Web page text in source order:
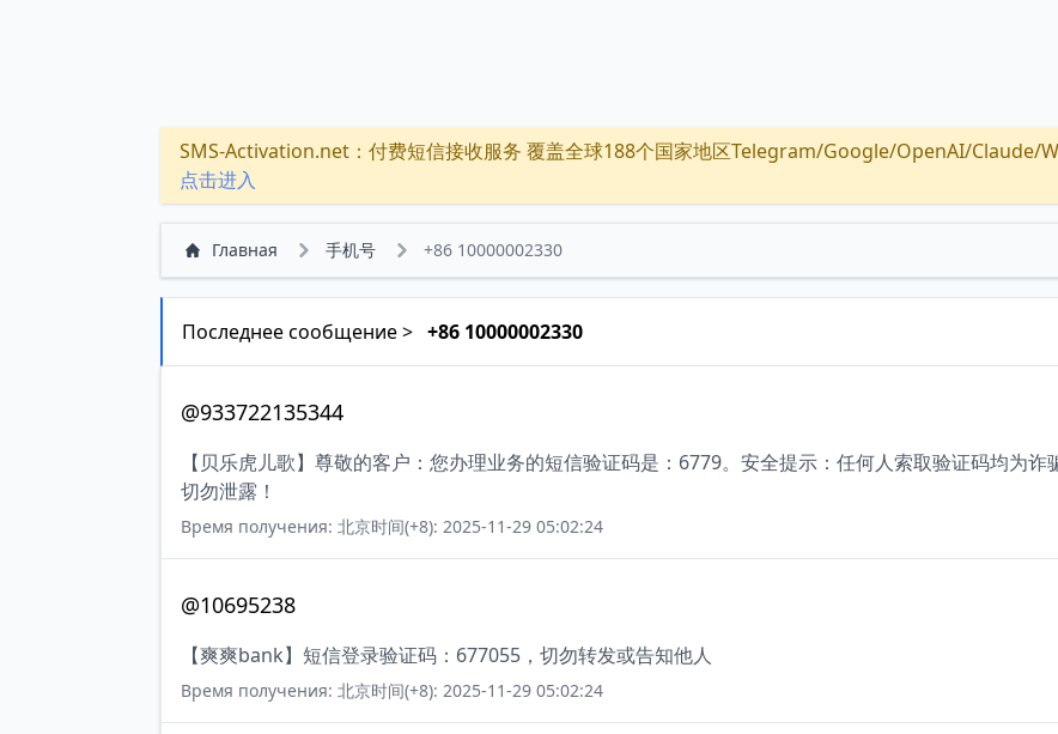
SMS-Activation.net：付费短信接收服务 覆盖全球188个国家地区Telegram/Google/OpenAI/
点击进入
Главная 手机号 +86 10000002330
Последнее сообщение > +86 10000002330
@933722135344
【贝乐虎儿歌】尊敬的客户：您办理业务的短信验证码是：6779。安全提示：任何人索取验证码均为诈
切勿泄露！
Время получения: 北京时间(+8): 2025-11-29 05:02:24
@10695238
【爽爽bank】短信登录验证码：677055，切勿转发或告知他人
Время получения: 北京时间(+8): 2025-11-29 05:02:24